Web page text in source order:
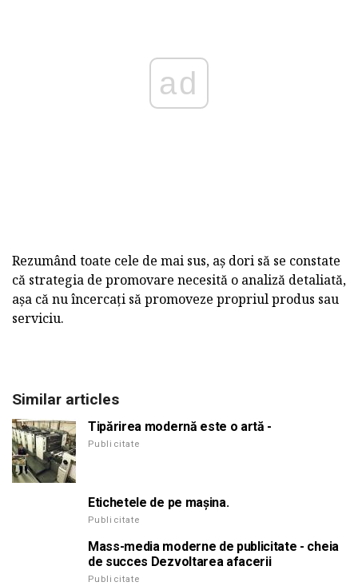
ad
Rezumând toate cele de mai sus, aș dori să se constate
că strategia de promovare necesită o analiză detaliată,
așa că nu încercați să promoveze propriul produs sau
serviciu.
Similar articles
Tipărirea modernă este o artă -
Publicitate
Etichetele de pe mașina.
Publicitate
Mass-media moderne de publicitate - cheia
de succes Dezvoltarea afacerii
Publicitate